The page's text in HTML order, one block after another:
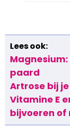
Lees ook:
paard
Artrose bij
Vitamine E
bijvoeren of